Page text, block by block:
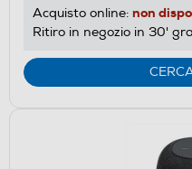
Acquisto online: non
Ritiro in negozio in 30'